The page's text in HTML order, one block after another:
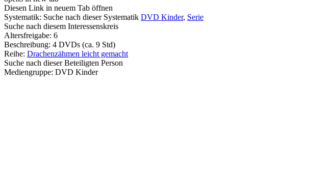
Diesen Link in neuem Tab öffnen
Systematik: Suche nach dieser Systematik DVD Kinder, Serie
Suche nach diesem Interessenskreis
Altersfreigabe: 6
Beschreibung: 4 DVDs (ca. 9 Std)
Reihe: Drachenzähmen leicht gemacht
Suche nach dieser Beteiligten Person
Mediengruppe: DVD Kinder